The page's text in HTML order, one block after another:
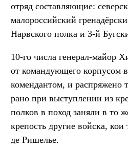
отряд составляющие:
малороссийский
Нарвского полка и 3-й
10-го числа генерал-майор
от командующего корпусом
комендантом, и распряжено
рано при выступлении из
полков в поход заняли в то
крепость другие войска,
де Ришелье.